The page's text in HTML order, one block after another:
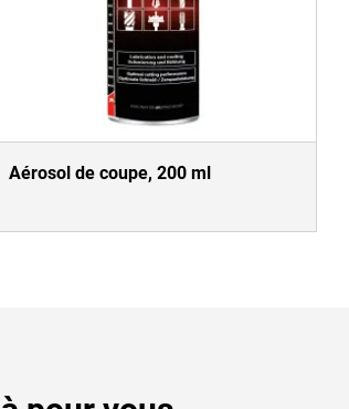
Aérosol de coupe, 200 ml